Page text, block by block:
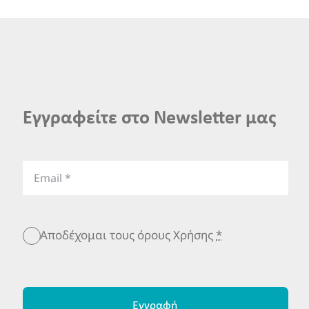
Εγγραφείτε στο Newsletter μας
Αποδέχομαι τους όρους Χρήσης*
Εγγραφή